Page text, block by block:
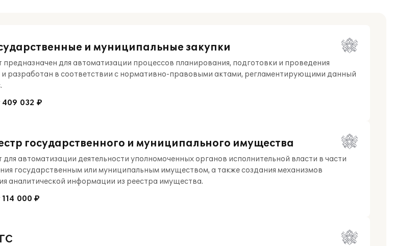
и муниципальные закупки
предназначен для автоматизации процессов планирования, подготовки и проведения
и разработан в соответствии с нормативно-правовыми актами, регламентирующими данный
409 032 ₽
государственного и муниципального имущества
для автоматизации деятельности уполномоченных органов исполнительной власти в части
государственным или муниципальным имуществом, а также создания механизмов
аналитической информации из реестра имущества.
114 000 ₽